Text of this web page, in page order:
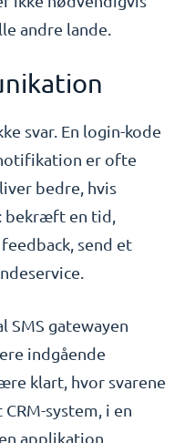
andre lande.
svar. En login-kode
er ofte
bedre, hvis
bekræft en tid,
send et
SMS gatewayen
indgående
klart, hvor svarene
system, i en
applikation.